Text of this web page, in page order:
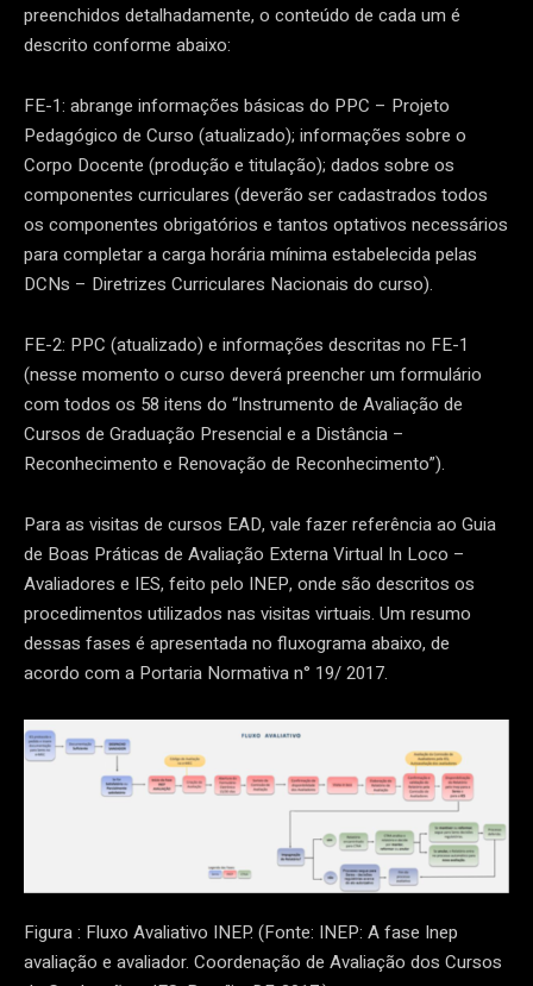
preenchidos detalhadamente, o conteúdo de cada um é
descrito conforme abaixo:
FE-1: abrange informações básicas do PPC – Projeto
Pedagógico de Curso (atualizado); informações sobre o
Corpo Docente (produção e titulação); dados sobre os
componentes curriculares (deverão ser cadastrados todos
os componentes obrigatórios e tantos optativos necessários
para completar a carga horária mínima estabelecida pelas
DCNs – Diretrizes Curriculares Nacionais do curso).
FE-2: PPC (atualizado) e informações descritas no FE-1
(nesse momento o curso deverá preencher um formulário
com todos os 58 itens do “Instrumento de Avaliação de
Cursos de Graduação Presencial e a Distância –
Reconhecimento e Renovação de Reconhecimento”).
Para as visitas de cursos EAD, vale fazer referência ao Guia
de Boas Práticas de Avaliação Externa Virtual In Loco –
Avaliadores e IES, feito pelo INEP, onde são descritos os
procedimentos utilizados nas visitas virtuais. Um resumo
dessas fases é apresentada no fluxograma abaixo, de
acordo com a Portaria Normativa n° 19/ 2017.
Figura : Fluxo Avaliativo INEP. (Fonte: INEP: A fase Inep
avaliação e avaliador. Coordenação de Avaliação dos Cursos